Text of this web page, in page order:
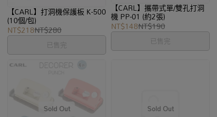
【CARL】打洞機保護板 K-500
(10個/包)
NT$218NT$280
已售完
【CARL】攜帶式單/雙孔打洞
機 PP-01 (約2張)
NT$148NT$190
已售完